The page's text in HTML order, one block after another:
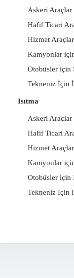
Askeri Araçlar
Hafif Ticari
Hizmet
Kamyonlar
Otobüsler için
Tekneniz İçin
Isıtma
Askeri Araçlar
Hafif Ticari
Hizmet
Kamyonlar
Otobüsler için
Tekneniz İçin